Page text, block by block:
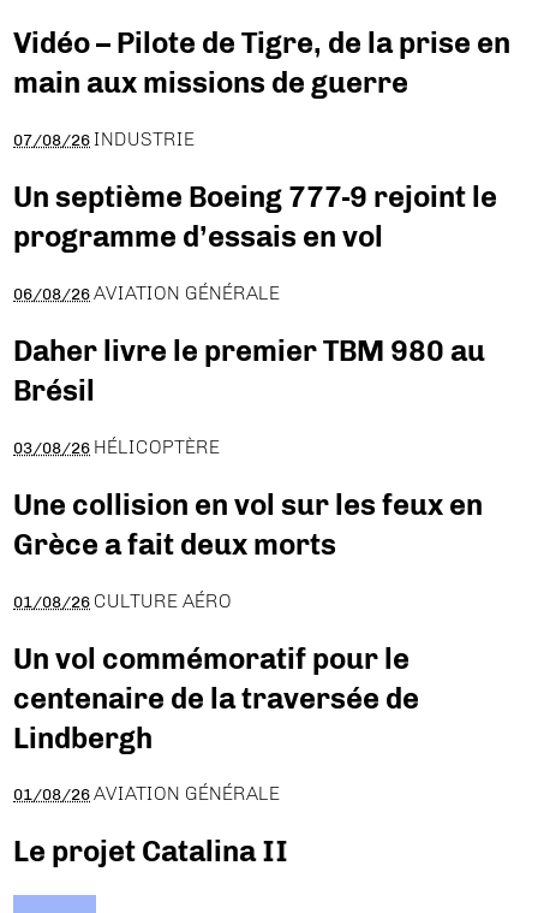
Vidéo – Pilote de Tigre, de la prise en
main aux missions de guerre
07/08/26 INDUSTRIE
Un septième Boeing 777-9 rejoint le
programme d’essais en vol
06/08/26 AVIATION GÉNÉRALE
Daher livre le premier TBM 980 au
Brésil
03/08/26 HÉLICOPTÈRE
Une collision en vol sur les feux en
Grèce a fait deux morts
01/08/26 CULTURE AÉRO
Un vol commémoratif pour le
centenaire de la traversée de
Lindbergh
01/08/26 AVIATION GÉNÉRALE
Le projet Catalina II